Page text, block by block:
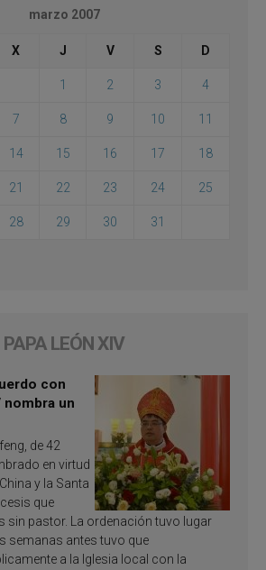
marzo 2007
X J V S D
1 2 3 4
7 8 9 10 11
14 15 16 17 18
21 22 23 24 25
28 29 30 31
PAPA LEÓN XIV
con
nombra un
de 42
en virtud
y la Santa
que
sin pastor. La ordenación tuvo lugar
semanas antes tuvo que
a la Iglesia local con la